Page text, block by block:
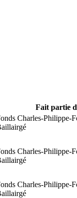
Fait partie
Charles-Philippe-
Charles-Philippe-
Charles-Philippe-